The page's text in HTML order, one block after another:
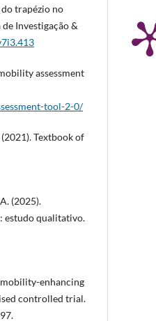
do trapézio no
Investigação &
assessment
tool-2-0/
(2021). Textbook of
(2025).
estudo qualitativo.
mobility-enhancing
controlled trial.